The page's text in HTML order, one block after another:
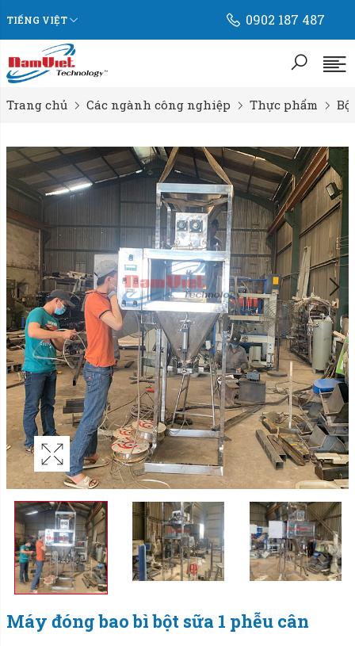
TIẾNG VIỆT 0902 187 487
Trang chủ Các ngành công nghiệp Thực phẩm
Máy đóng bao bì bột sữa 1 phễu cân